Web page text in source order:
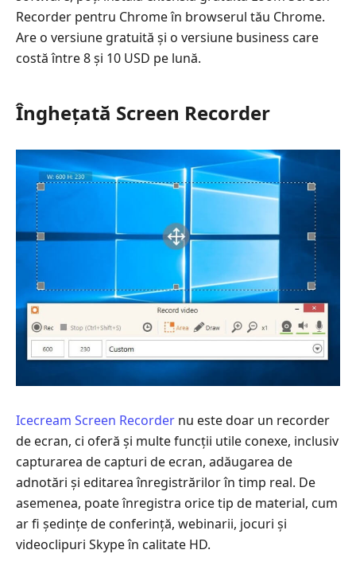
Recorder pentru Chrome în browserul tău Chrome.
Are o versiune gratuită și o versiune business care
costă între 8 și 10 USD pe lună.
Înghețată Screen Recorder
Icecream Screen Recorder nu este doar un recorder
de ecran, ci oferă și multe funcții utile conexe, inclusiv
capturarea de capturi de ecran, adăugarea de
adnotări și editarea înregistrărilor în timp real. De
asemenea, poate înregistra orice tip de material, cum
ar fi ședințe de conferință, webinarii, jocuri și
videoclipuri Skype în calitate HD.